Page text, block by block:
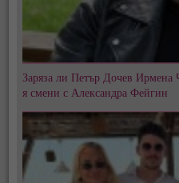
Заряза ли Петър Дочев
я смени с Александра Фейгин